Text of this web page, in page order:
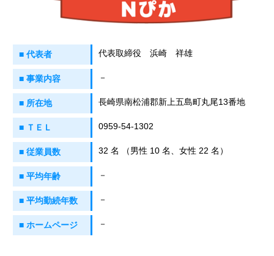
■ 代表者 代表取締役 浜崎 祥雄
■ 事業内容 －
■ 所在地 長崎県南松浦郡新上五島町丸尾13番地
■ ＴＥＬ 0959-54-1302
■ 従業員数 32 名 （男性 10 名、女性 22 名）
■ 平均年齢 －
■ 平均勤続年数 －
■ ホームページ －